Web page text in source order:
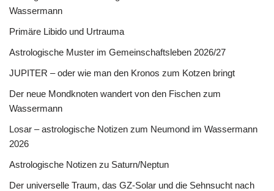
Wassermann
Primäre Libido und Urtrauma
Astrologische Muster im Gemeinschaftsleben 2026/27
JUPITER – oder wie man den Kronos zum Kotzen bringt
Der neue Mondknoten wandert von den Fischen zum
Wassermann
Losar – astrologische Notizen zum Neumond im Wassermann
2026
Astrologische Notizen zu Saturn/Neptun
Der universelle Traum, das GZ-Solar und die Sehnsucht nach